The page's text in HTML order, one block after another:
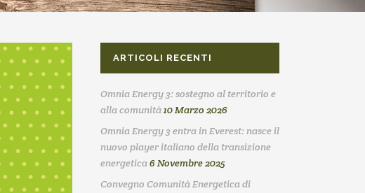
ARTICOLI RECENTI
Omnia Energy 3: sostegno al territorio e
alla comunità10 Marzo 2026
Omnia Energy 3 entra in Everest: nasce il
nuovo player italiano della transizione
energetica6 Novembre 2025
Convegno Comunità Energetica di